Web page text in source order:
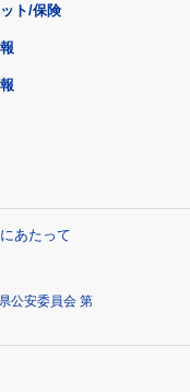
ト/保険
あたって
公安委員会 第